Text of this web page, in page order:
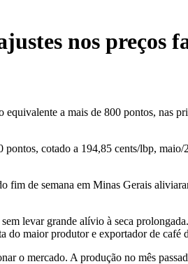
nos preços
a mais de 800 pontos, nas
cotado a 194,85 cents/lbp,
de semana em Minas Gerais
levar grande alívio à seca
do maior produtor e exportador de
o mercado. A produção no mês